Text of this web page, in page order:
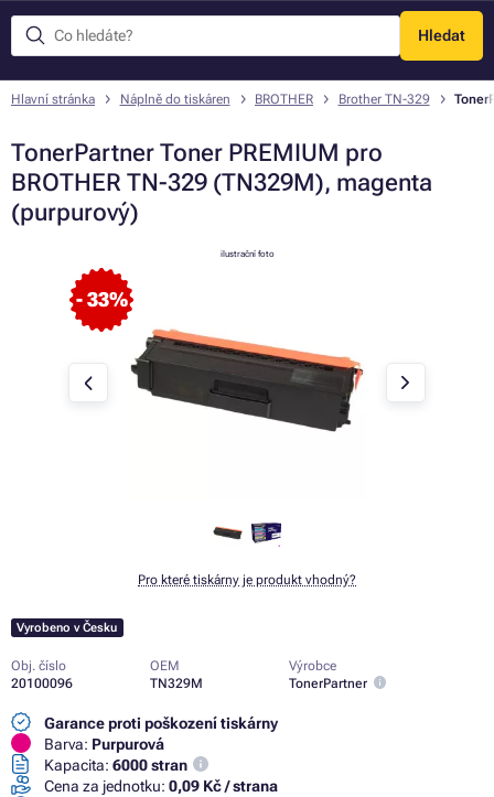
Hledat
Menu
Hlavní stránka Náplně do tiskáren BROTHER Brother TN-329
TonerPartner Toner PREMIUM pro
BROTHER TN-329 (TN329M), magenta
(purpurový)
- 33%
ilustrační foto
Pro které tiskárny je produkt vhodný?
Vyrobeno v Česku
Obj. číslo
20100096
OEM
TN329M
Výrobce
TonerPartner
Garance proti poškození tiskárny
Barva: Purpurová
Kapacita: 6000 stran
Cena za jednotku: 0,09 Kč / strana